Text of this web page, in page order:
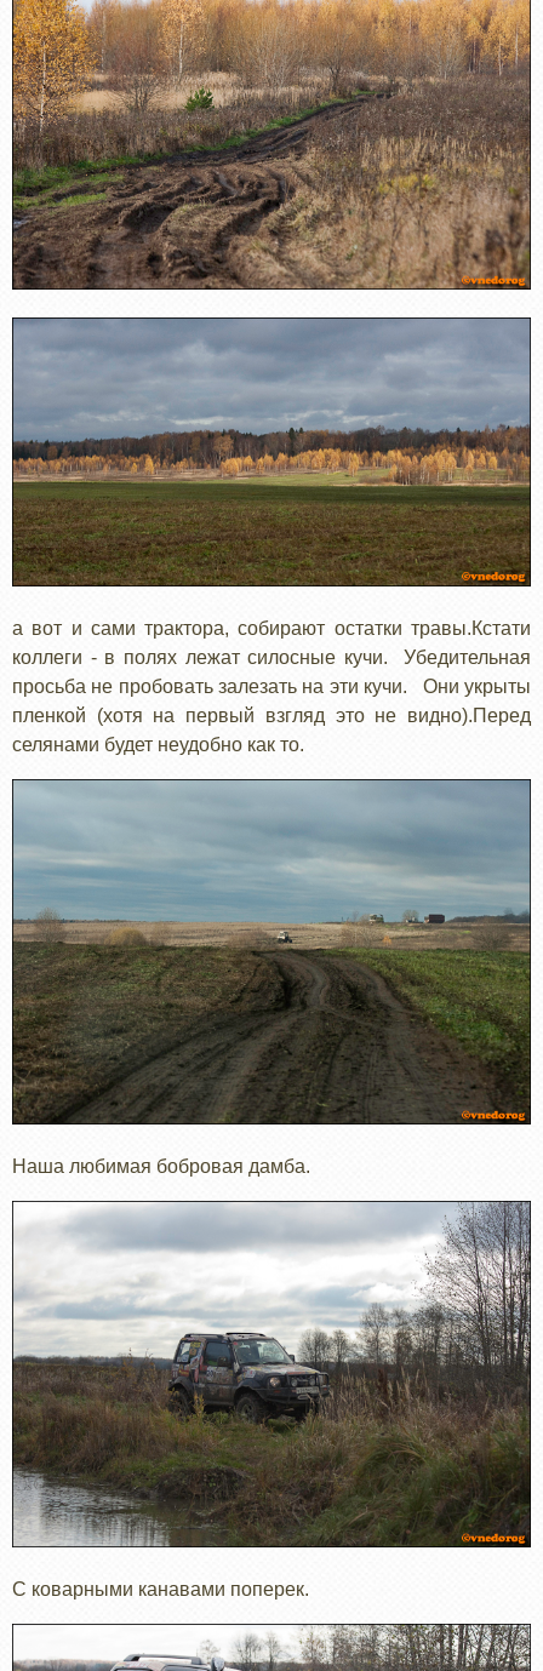
а вот и сами трактора, собирают остатки травы.Кстати
коллеги - в полях лежат силосные кучи. Убедительная
просьба не пробовать залезать на эти кучи. Они укрыты
пленкой (хотя на первый взгляд это не видно).Перед
селянами будет неудобно как то.
Наша любимая бобровая дамба.
С коварными канавами поперек.